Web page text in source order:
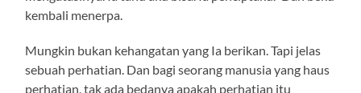
kembali menerpa.
Mungkin bukan kehangatan yang Ia berikan. Tapi jelas
sebuah perhatian. Dan bagi seorang manusia yang haus
perhatian, tak ada bedanya apakah perhatian itu